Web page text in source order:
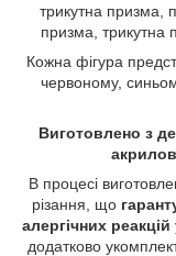
трикутна призма,
призма, трикутна
Кожна фігура
червоному,
Виготовлено з
В процесі
різання, що
алергічних реакцій
додатково